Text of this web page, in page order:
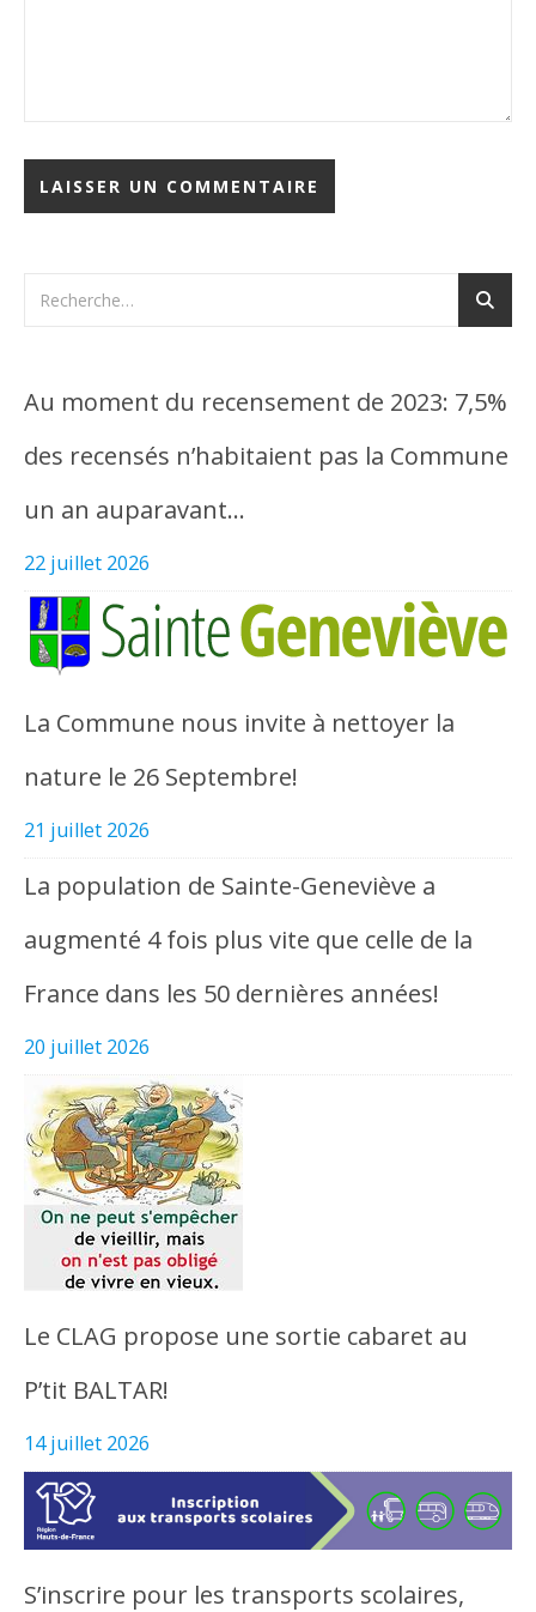
Au moment du recensement de 2023: 7,5%
des recensés n’habitaient pas la Commune
un an auparavant…
22 juillet 2026
La Commune nous invite à nettoyer la
nature le 26 Septembre!
21 juillet 2026
La population de Sainte-Geneviève a
augmenté 4 fois plus vite que celle de la
France dans les 50 dernières années!
20 juillet 2026
Le CLAG propose une sortie cabaret au
P’tit BALTAR!
14 juillet 2026
S’inscrire pour les transports scolaires,